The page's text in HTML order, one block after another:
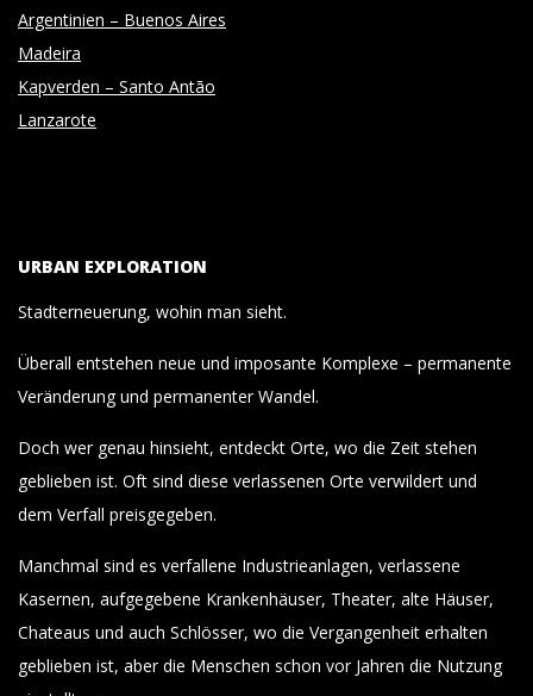
Argentinien – Buenos Aires
Madeira
Kapverden – Santo Antão
Lanzarote
URBAN EXPLORATION
Stadterneuerung, wohin man sieht.
Überall entstehen neue und imposante Komplexe – permanente
Veränderung und permanenter Wandel.
Doch wer genau hinsieht, entdeckt Orte, wo die Zeit stehen
geblieben ist. Oft sind diese verlassenen Orte verwildert und
dem Verfall preisgegeben.
Manchmal sind es verfallene Industrieanlagen, verlassene
Kasernen, aufgegebene Krankenhäuser, Theater, alte Häuser,
Chateaus und auch Schlösser, wo die Vergangenheit erhalten
geblieben ist, aber die Menschen schon vor Jahren die Nutzung